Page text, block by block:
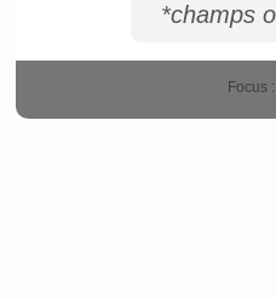
*champs
Focus :